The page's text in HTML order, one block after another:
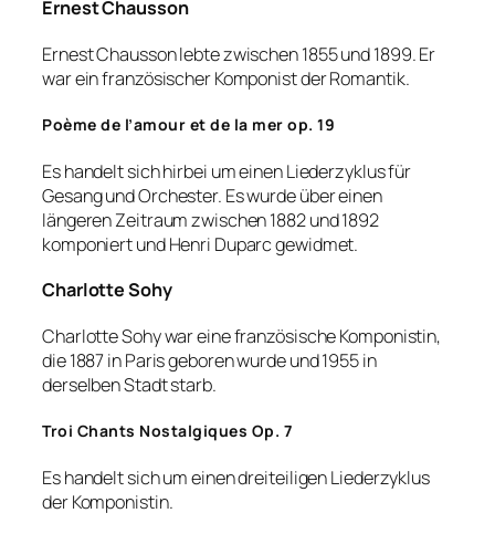
Ernest Chausson
Ernest Chausson lebte zwischen 1855 und 1899. Er
war ein französischer Komponist der Romantik.
Poème de l’amour et de la mer op. 19
Es handelt sich hirbei um einen Liederzyklus für
Gesang und Orchester. Es wurde über einen
längeren Zeitraum zwischen 1882 und 1892
komponiert und Henri Duparc gewidmet.
Charlotte Sohy
Charlotte Sohy war eine französische Komponistin,
die 1887 in Paris geboren wurde und 1955 in
derselben Stadt starb.
Troi Chants Nostalgiques Op. 7
Es handelt sich um einen dreiteiligen Liederzyklus
der Komponistin.